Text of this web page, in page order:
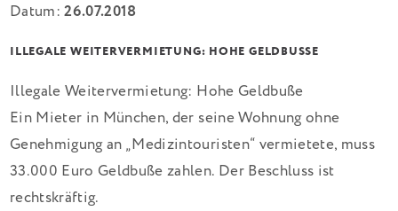
Datum:26.07.2018
ILLEGALE WEITERVERMIETUNG: HOHE GELDBUSSE
Illegale Weitervermietung: Hohe Geldbuße
Ein Mieter in München, der seine Wohnung ohne
Genehmigung an „Medizintouristen“ vermietete, muss
33.000 Euro Geldbuße zahlen. Der Beschluss ist
rechtskräftig.